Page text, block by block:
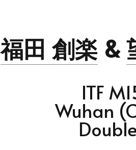
福田 創楽 &
ITF
Wuhan